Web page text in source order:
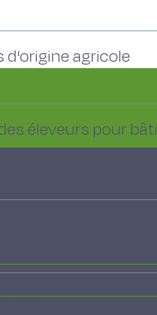
agricole
éleveurs pour